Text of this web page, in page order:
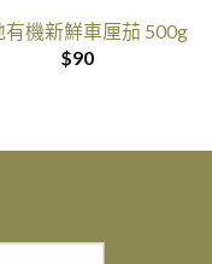
有機新鮮車厘茄 500g
$90